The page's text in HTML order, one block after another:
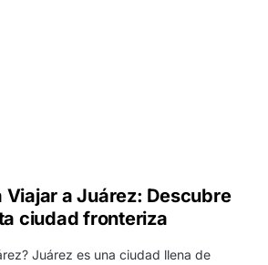
Viajar a Juárez: Descubre
ciudad fronteriza
Juárez es una ciudad llena de